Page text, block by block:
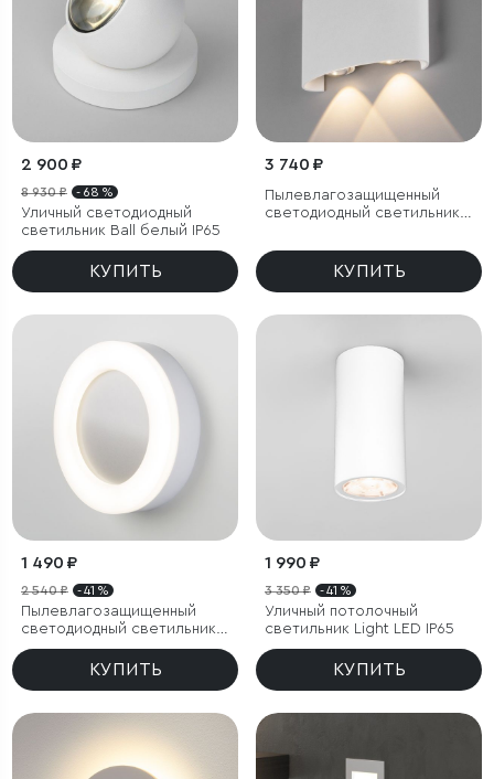
2 900 ₽
8 930 ₽ - 68 %
Уличный светодиодный
светильник Ball белый IP65
КУПИТЬ
3 740 ₽
Пылевлагозащищенный
светодиодный светильник
КУПИТЬ
1 490 ₽
2 540 ₽ - 41 %
Пылевлагозащищенный
светодиодный светильник
18W 4200K IP65
КУПИТЬ
1 990 ₽
3 350 ₽ - 41 %
Уличный потолочный
светильник Light LED IP65
КУПИТЬ